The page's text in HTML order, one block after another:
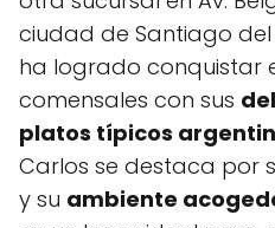
ciudad de Santiago del
ha logrado conquistar
comensales con sus
platos típicos
Carlos se destaca por
y su ambiente